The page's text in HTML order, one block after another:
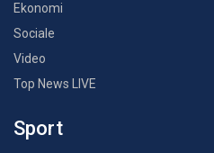
Ekonomi
Sociale
Video
Top News LIVE
Sport